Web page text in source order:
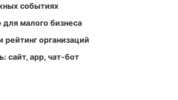
событиях
малого бизнеса
организаций
сайт, app, чат-бот